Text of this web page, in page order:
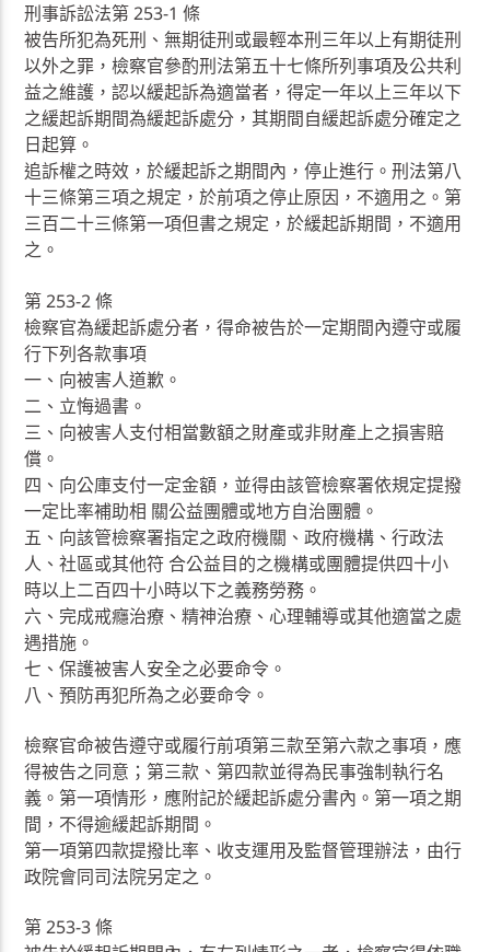
刑事訴訟法第 253-1 條
被告所犯為死刑、無期徒刑或最輕本刑三年以上有期徒刑
以外之罪，檢察官參酌刑法第五十七條所列事項及公共利
益之維護，認以緩起訴為適當者，得定一年以上三年以下
之緩起訴期間為緩起訴處分，其期間自緩起訴處分確定之
日起算。
追訴權之時效，於緩起訴之期間內，停止進行。刑法第八
十三條第三項之規定，於前項之停止原因，不適用之。第
三百二十三條第一項但書之規定，於緩起訴期間，不適用
之。
第 253-2 條
檢察官為緩起訴處分者，得命被告於一定期間內遵守或履
行下列各款事項
一、向被害人道歉。
二、立悔過書。
三、向被害人支付相當數額之財產或非財產上之損害賠
償。
四、向公庫支付一定金額，並得由該管檢察署依規定提撥
一定比率補助相 關公益團體或地方自治團體。
五、向該管檢察署指定之政府機關、政府機構、行政法
人、社區或其他符 合公益目的之機構或團體提供四十小
時以上二百四十小時以下之義務勞務。
六、完成戒癮治療、精神治療、心理輔導或其他適當之處
遇措施。
七、保護被害人安全之必要命令。
八、預防再犯所為之必要命令。
檢察官命被告遵守或履行前項第三款至第六款之事項，應
得被告之同意；第三款、第四款並得為民事強制執行名
義。第一項情形，應附記於緩起訴處分書內。第一項之期
間，不得逾緩起訴期間。
第一項第四款提撥比率、收支運用及監督管理辦法，由行
政院會同司法院另定之。
第 253-3 條